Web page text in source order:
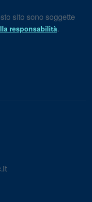
sito sono soggette
responsabilità.